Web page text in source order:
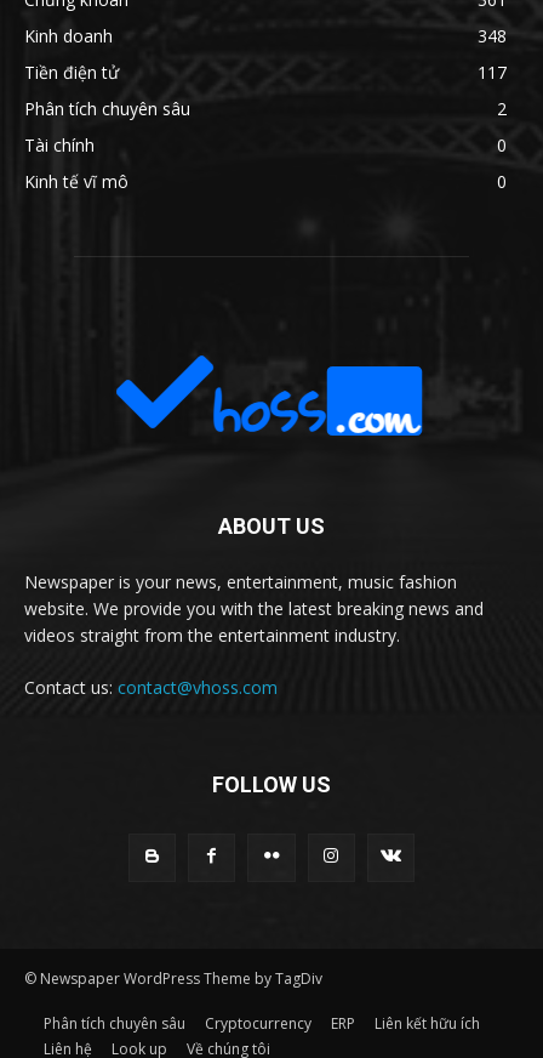
Kinh doanh
348
Tiền điện tử
117
Phân tích chuyên sâu
2
Tài chính
0
Kinh tế vĩ mô
0
ABOUT US
Newspaper is your news, entertainment, music fashion
website. We provide you with the latest breaking news and
videos straight from the entertainment industry.
Contact us: contact@vhoss.com
FOLLOW US
© Newspaper WordPress Theme by TagDiv
Phân tích chuyên sâu Cryptocurrency ERP
Liên kết hữu ích
Liên hệ
Look up Về chúng tôi